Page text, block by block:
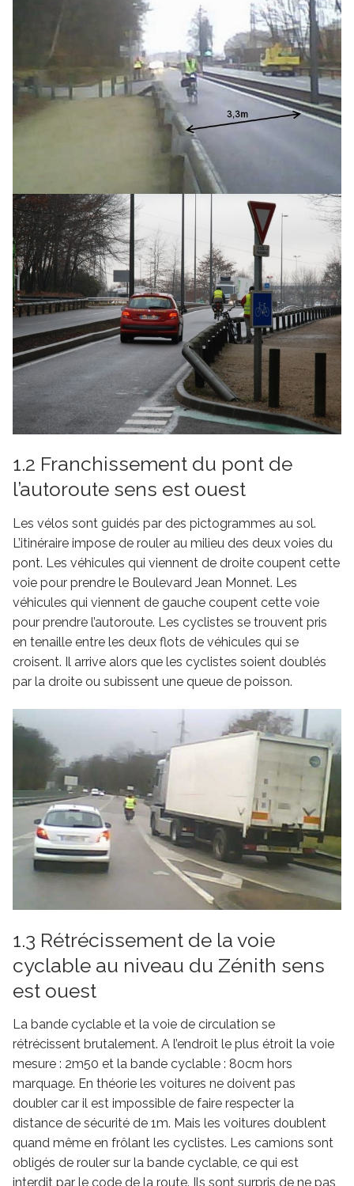
1.2 Franchissement du pont de
l’autoroute sens est ouest
Les vélos sont guidés par des pictogrammes au sol.
L’itinéraire impose de rouler au milieu des deux voies du
pont. Les véhicules qui viennent de droite coupent cette
voie pour prendre le Boulevard Jean Monnet. Les
véhicules qui viennent de gauche coupent cette voie
pour prendre l’autoroute. Les cyclistes se trouvent pris
en tenaille entre les deux flots de véhicules qui se
croisent. Il arrive alors que les cyclistes soient doublés
par la droite ou subissent une queue de poisson.
1.3 Rétrécissement de la voie
cyclable au niveau du Zénith sens
est ouest
La bande cyclable et la voie de circulation se
rétrécissent brutalement. A l’endroit le plus étroit la voie
mesure : 2m50 et la bande cyclable : 80cm hors
marquage. En théorie les voitures ne doivent pas
doubler car il est impossible de faire respecter la
distance de sécurité de 1m. Mais les voitures doublent
quand même en frôlant les cyclistes. Les camions sont
obligés de rouler sur la bande cyclable, ce qui est
interdit par le code de la route. Ils sont surpris de ne pas